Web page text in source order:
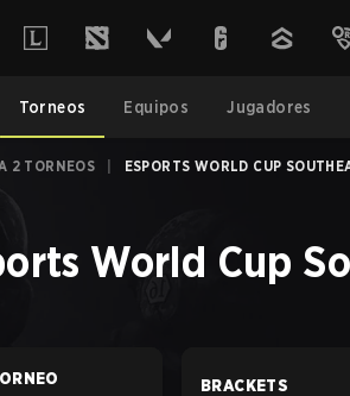
Torneos Equipos Jugadores
2 TORNEOS ESPORTS WORLD CUP
World Cup
BRACKETS